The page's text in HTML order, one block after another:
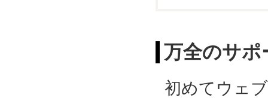
万全のサポ
初めてウェ